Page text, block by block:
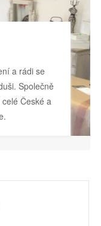
a rádi se
Společně
České a